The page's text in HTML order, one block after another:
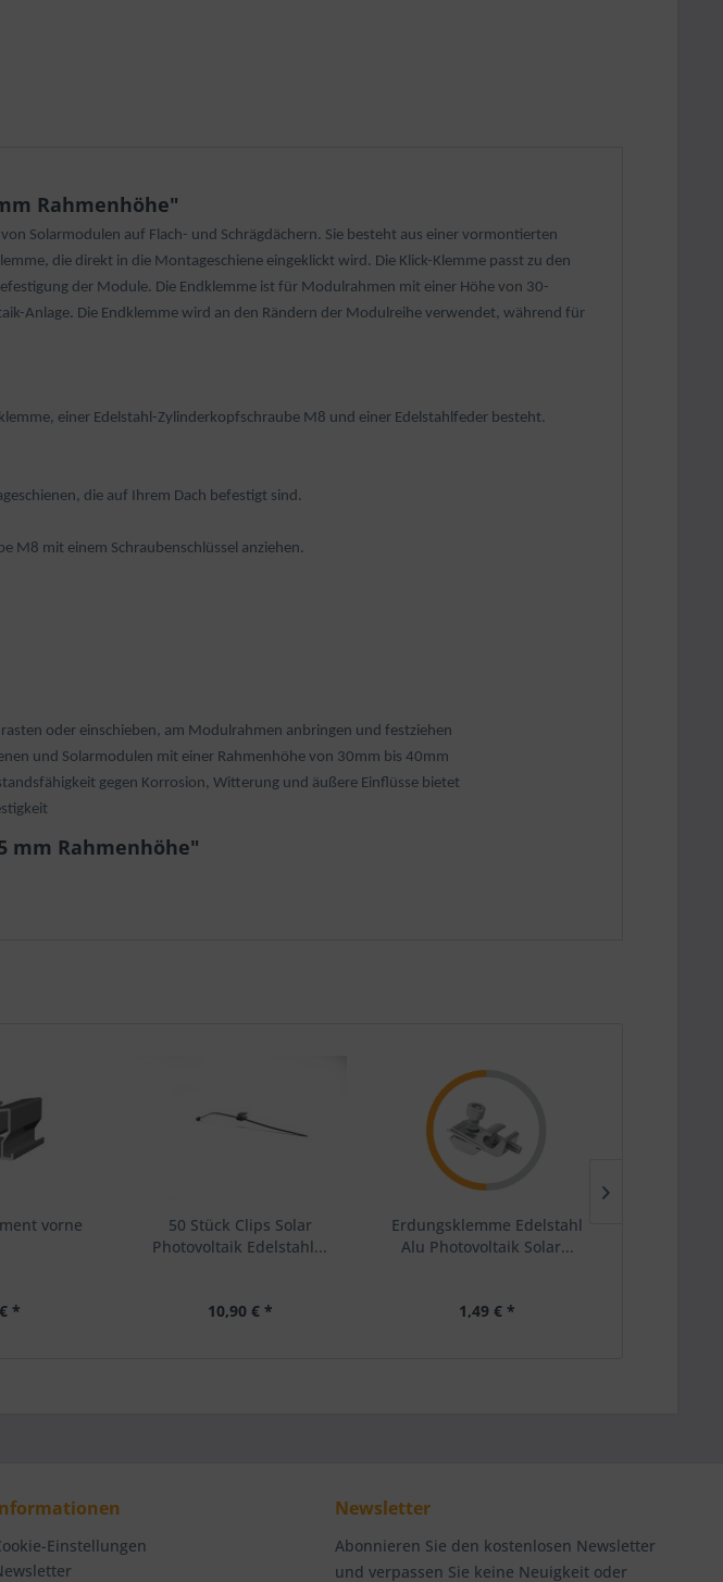
Rahmenhöhe"
Solarmodulen auf Flach- und Schrägdächern. Sie besteht aus einer vormontierten
die direkt in die Montageschiene eingeklickt wird. Die Klick-Klemme passt zu den
der Module. Die Endklemme ist für Modulrahmen mit einer Höhe von 30-
Anlage. Die Endklemme wird an den Rändern der Modulreihe verwendet, während für
einer Edelstahl-Zylinderkopfschraube M8 und einer Edelstahlfeder besteht.
die auf Ihrem Dach befestigt sind.
M8 mit einem Schraubenschlüssel anziehen.
oder einschieben, am Modulrahmen anbringen und festziehen
und Solarmodulen mit einer Rahmenhöhe von 30mm bis 40mm
gegen Korrosion, Witterung und äußere Einflüsse bietet
mm Rahmenhöhe"
vorne
*
50 Stück Clips Solar
Photovoltaik Edelstahl...
10,90 € *
Erdungsklemme Edelstahl
Alu Photovoltaik Solar...
1,49 € *
Einstellungen
Newsletter
Abonnieren Sie den kostenlosen Newsletter
und verpassen Sie keine Neuigkeit oder